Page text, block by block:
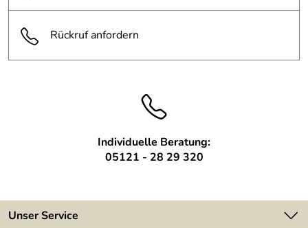
Rückruf anfordern
Individuelle Beratung:
05121 - 28 29 320
Unser Service